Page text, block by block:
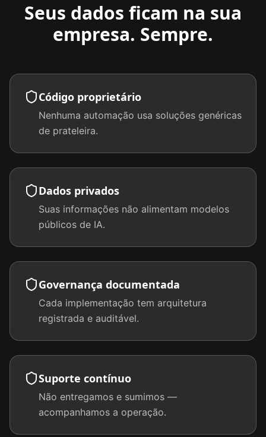
Seus dados ficam na sua
empresa. Sempre.
Código proprietário
Nenhuma automação usa soluções genéricas
de prateleira.
Dados privados
Suas informações não alimentam modelos
públicos de IA.
Governança documentada
Cada implementação tem arquitetura
registrada e auditável.
Suporte contínuo
Não entregamos e sumimos —
acompanhamos a operação.